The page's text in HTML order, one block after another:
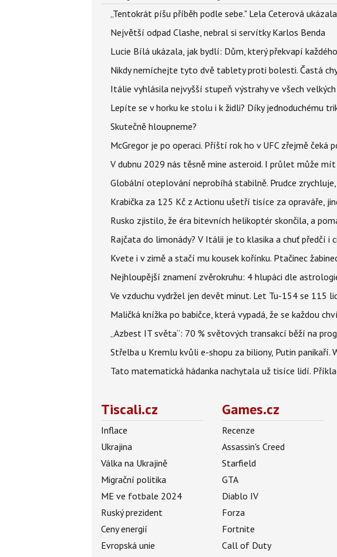
„Tentokrát píšu příběh podle sebe." Lela Ceterová
Největší odpad Clashe, nebral si servítky Karlos Benda
Lucie Bílá ukázala, jak bydlí: Dům, který překvapí
Nikdy nemíchejte tyto dvě tablety proti bolesti. Častá
Itálie vyhlásila nejvyšší stupeň výstrahy ve všech
Lepíte se v horku ke stolu i k židli? Díky jednoduchému
Skutečně hloupneme?
McGregor je po operaci. Příští rok ho v UFC zřejmě čeká
V dubnu 2029 nás těsně mine asteroid. I průlet může
Globální oteplování neprobíhá stabilně. Prudce
Krabička za 125 Kč z Actionu ušetří tisíce za opraváře,
Rusko zjistilo, že éra bitevních helikoptér skončila, a
Rajčata do limonády? V Itálii je to klasika a chuť předčí i
Kvete i v zimě a stačí mu kousek kořínku. Ptačinec
Nejhloupější znamení zvěrokruhu: 4 hlupáci dle
Ve vzduchu vydržel jen devět minut. Let Tu-154 se 115
Maličká knížka po babičce, která vypadá, že se každou
„Azbest IT světa“: 70 % světových transakcí běží na
Střelba u Kremlu kvůli e-shopu za biliony, Putin
Tato matematická hádanka nachytala už tisíce lidí.
Tiscali.cz
Inflace
Ukrajina
Válka na Ukrajině
Migrační politika
ME ve fotbale 2024
Ruský prezident
Ceny energií
Evropská unie
Games.cz
Recenze
Assassin's Creed
Starfield
GTA
Diablo IV
Forza
Fortnite
Call of Duty